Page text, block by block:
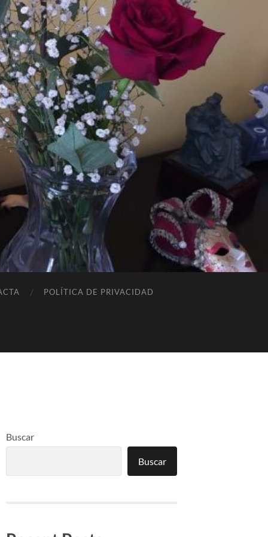
POLÍTICA DE PRIVACIDAD
Buscar
Buscar